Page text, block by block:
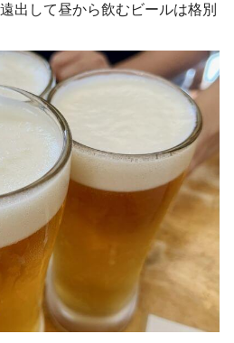
出して昼から飲むビールは格別